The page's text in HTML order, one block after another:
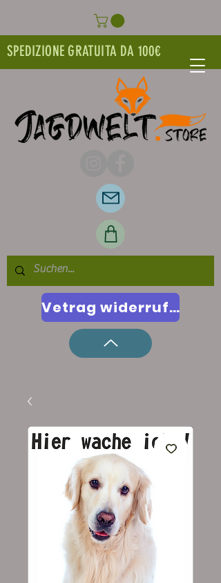
SPEDIZIONE GRATUITA DA 100€
Vetrag widerrufen